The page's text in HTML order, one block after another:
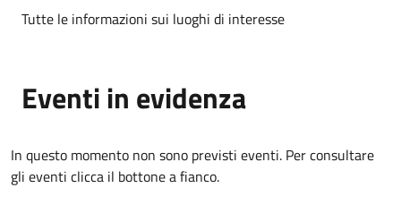
Tutte le informazioni sui luoghi di interesse
Eventi in evidenza
In questo momento non sono previsti eventi. Per consultare
gli eventi clicca il bottone a fianco.